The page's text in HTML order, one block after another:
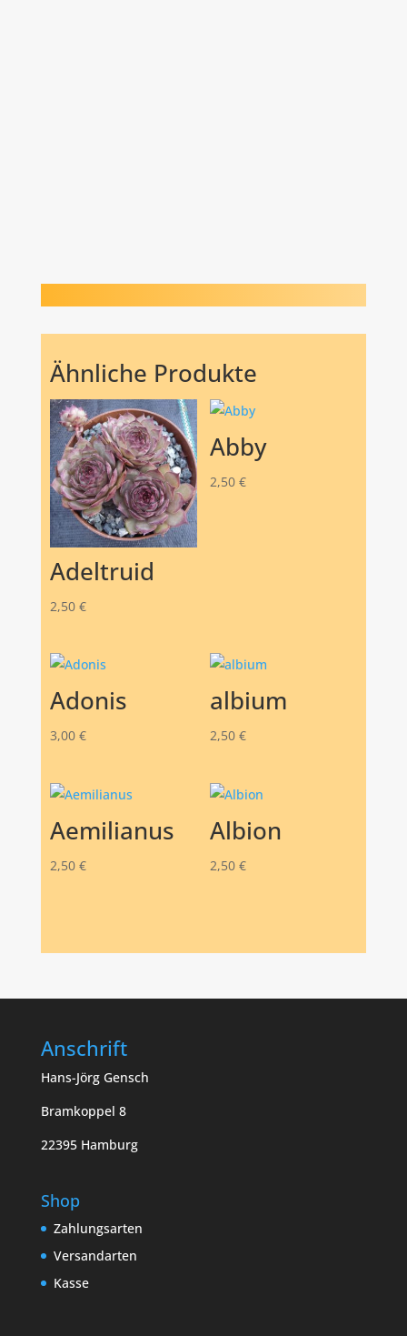
Ähnliche Produkte
Adeltruid
2,50 €
Abby
2,50 €
Adonis
3,00 €
albium
2,50 €
Aemilianus
2,50 €
Albion
2,50 €
Anschrift
Hans-Jörg Gensch
Bramkoppel 8
22395 Hamburg
Shop
Zahlungsarten
Versandarten
Kasse